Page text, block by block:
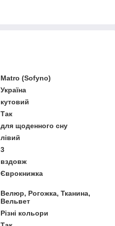
Matro (Sofyno)
Україна
кутовий
Так
для щоденного сну
лівий
3
вздовж
Єврокнижка
Велюр, Рогожка, Тканина,
Вельвет
Різні кольори